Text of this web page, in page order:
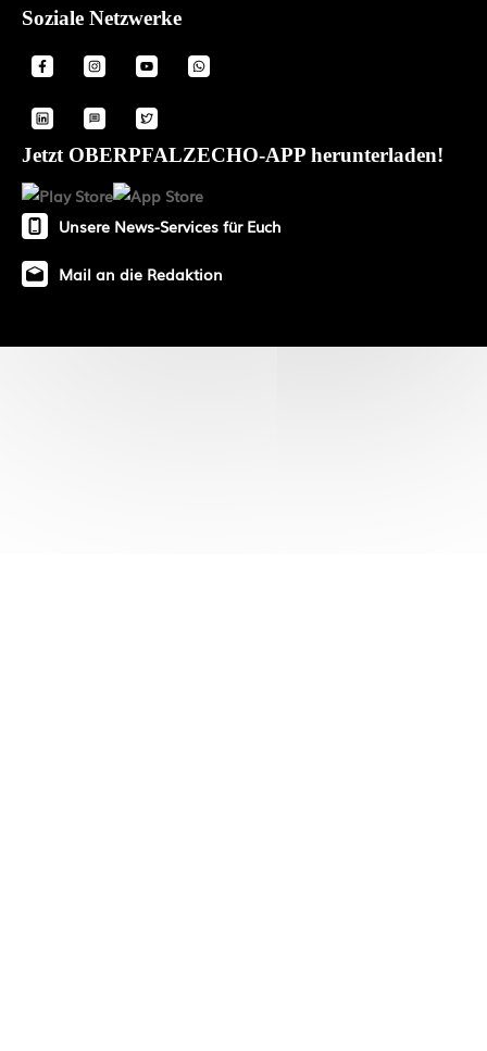
Soziale Netzwerke
Jetzt OBERPFALZECHO-APP herunterladen!
Unsere News-Services für Euch
Mail an die Redaktion